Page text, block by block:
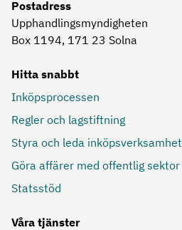
Postadress
Upphandlingsmyndigheten
Box 1194, 171 23 Solna
Hitta snabbt
Inköpsprocessen
Regler och lagstiftning
Styra och leda inköpsverksamhet
Göra affärer med offentlig sektor
Statsstöd
Våra tjänster